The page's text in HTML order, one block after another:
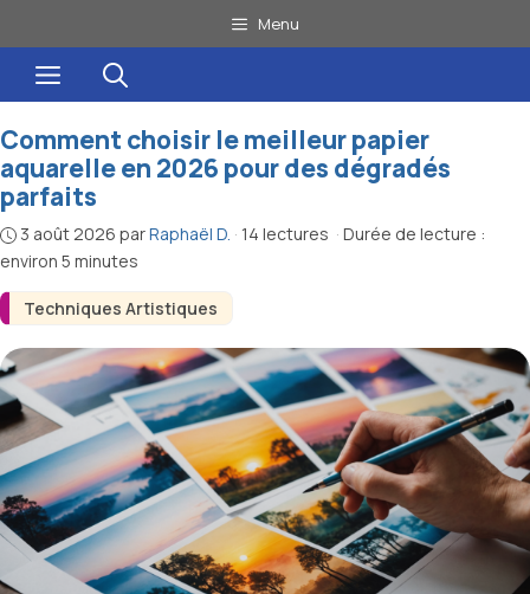
au
contenu
Menu
Menu
Techniques Artistiques
Comment choisir le meilleur papier
aquarelle en 2026 pour des dégradés
parfaits
3 août 2026 parRaphaël D. · 14 lectures · Durée de lecture :
environ 5 minutes